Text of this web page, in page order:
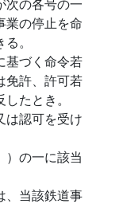
業の停止を命
。
基づく命令若
免許、許可若
たとき。
は認可を受け
）の一に該当
、当該鉄道事